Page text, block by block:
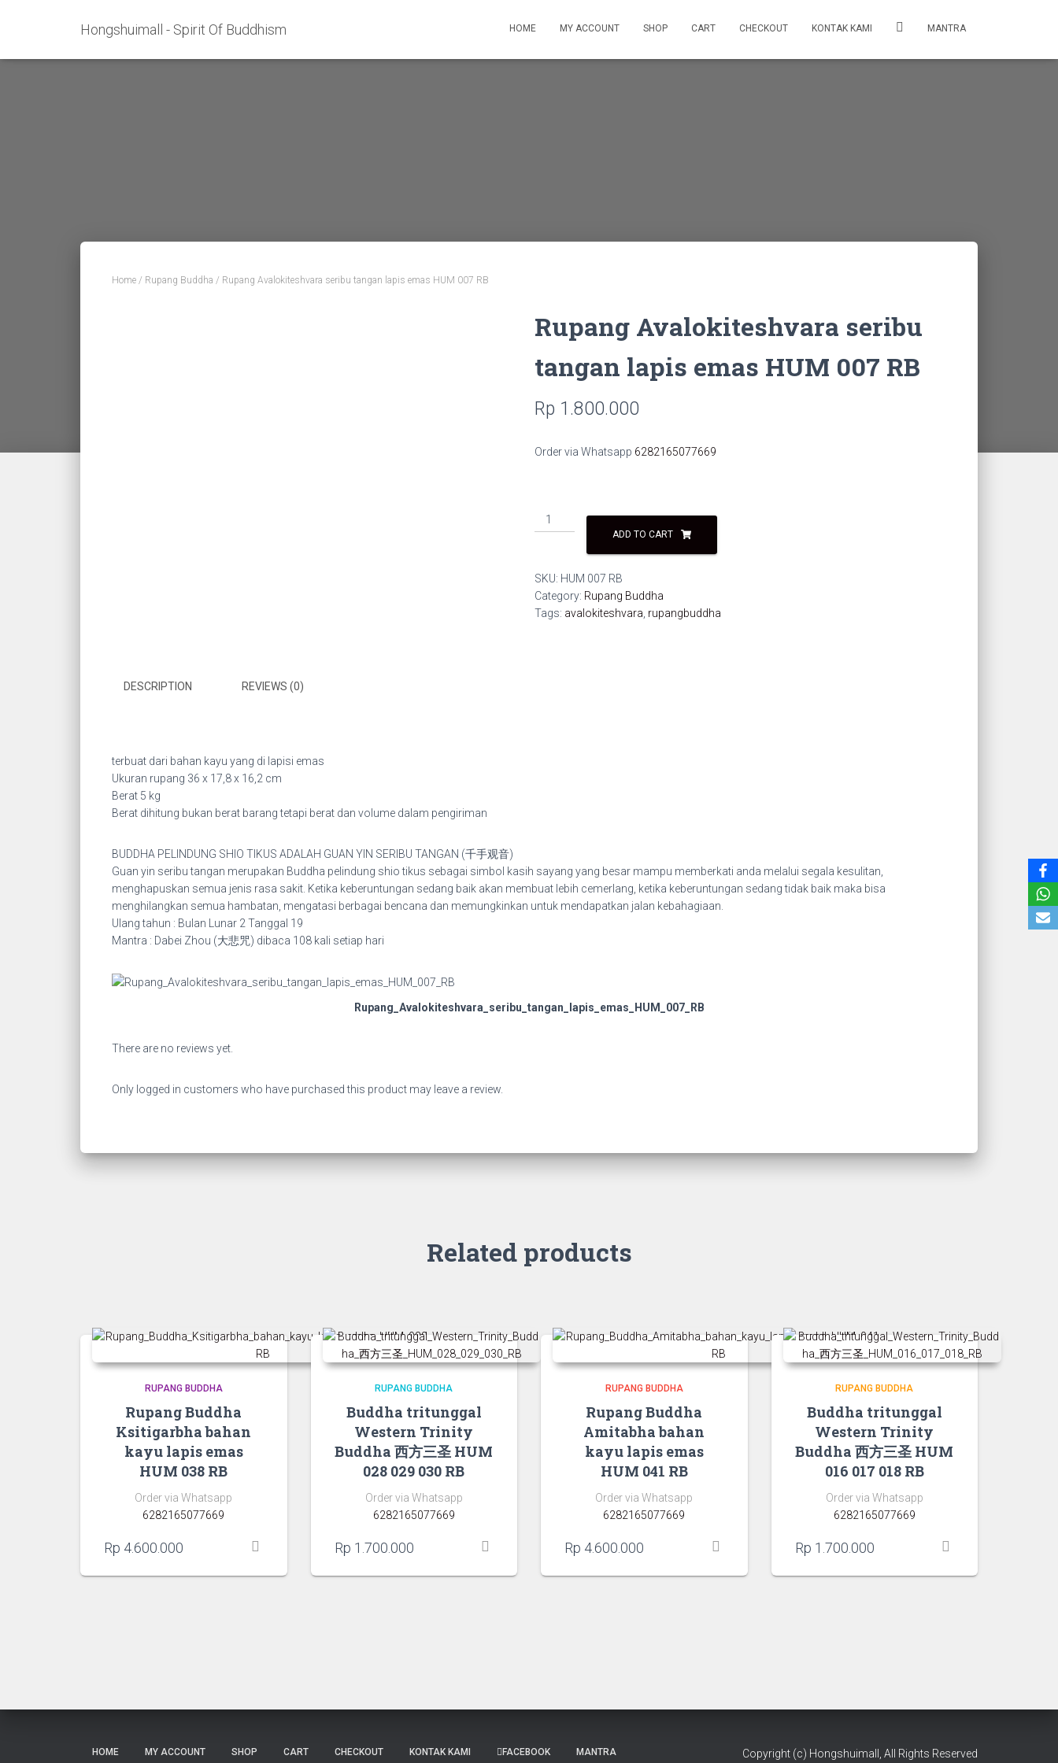
Hongshuimall - Spirit Of Buddhism HOME MY ACCOUNT SHOP CART CHECKOUT KONTAK KAMI MANTRA
Home / Rupang Buddha / Rupang Avalokiteshvara seribu tangan lapis emas HUM 007 RB
Rupang Avalokiteshvara seribu
tangan lapis emas HUM 007 RB
Rp 1.800.000
Order via Whatsapp 6282165077669
Rupang
Avalokiteshvara
lapis
emas
HUM
ADD TO CART
SKU: HUM 007 RB
Category: Rupang Buddha
Tags: avalokiteshvara rupangbuddha
DESCRIPTION REVIEWS (0)
terbuat dari bahan kayu yang di lapisi emas
Ukuran rupang 36 x 17,8 x 16,2 cm
Berat 5 kg
Berat dihitung bukan berat barang tetapi berat dan volume dalam pengiriman
BUDDHA PELINDUNG SHIO TIKUS ADALAH GUAN YIN SERIBU TANGAN (千手观音)
Guan yin seribu tangan merupakan Buddha pelindung shio tikus sebagai simbol kasih sayang yang besar mampu memberkati anda melalui segala kesulitan,
menghapuskan semua jenis rasa sakit. Ketika keberuntungan sedang baik akan membuat lebih cemerlang, ketika keberuntungan sedang tidak baik maka bisa
menghilangkan semua hambatan, mengatasi berbagai bencana dan memungkinkan untuk mendapatkan jalan kebahagiaan.
Ulang tahun : Bulan Lunar 2 Tanggal 19
Mantra : Dabei Zhou (大悲咒) dibaca 108 kali setiap hari
Rupang_Avalokiteshvara_seribu_tangan_lapis_emas_HUM_007_RB
There are no reviews yet.
Only logged in customers who have purchased this product may leave a review.
Related products
RUPANG BUDDHA
Rupang Buddha
Ksitigarbha bahan
kayu lapis emas
HUM 038 RB
Order via Whatsapp
6282165077669
Rp 4.600.000
RUPANG BUDDHA
Buddha tritunggal
Western Trinity
Buddha 西方三圣 HUM
028 029 030 RB
Order via Whatsapp
6282165077669
Rp 1.700.000
RUPANG BUDDHA
Rupang Buddha
Amitabha bahan
kayu lapis emas
HUM 041 RB
Order via Whatsapp
6282165077669
Rp 4.600.000
RUPANG BUDDHA
Buddha tritunggal
Western Trinity
Buddha 西方三圣 HUM
016 017 018 RB
Order via Whatsapp
6282165077669
Rp 1.700.000
HOME MY ACCOUNT SHOP CART CHECKOUT KONTAK KAMI FACEBOOK MANTRA Copyright (c) Hongshuimall, All Rights Reserved